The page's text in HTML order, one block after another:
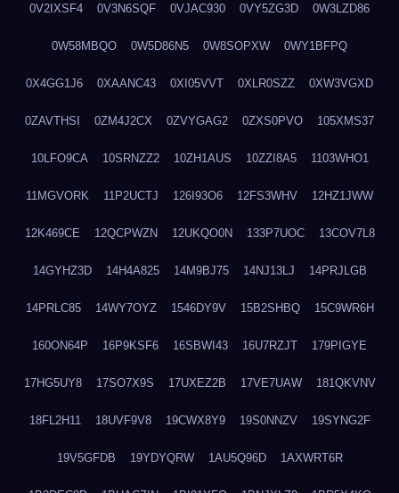
0V2IXSF4 0V3N6SQF 0VJAC930 0VY5ZG3D 0W3LZD86
0W58MBQO 0W5D86N5 0W8SOPXW 0WY1BFPQ
0X4GG1J6 0XAANC43 0XI05VVT 0XLR0SZZ 0XW3VGXD
0ZAVTHSI 0ZM4J2CX 0ZVYGAG2 0ZXS0PVO 105XMS37
10LFO9CA 10SRNZZ2 10ZH1AUS 10ZZI8A5 1103WHO1
11MGVORK 11P2UCTJ 126I93O6 12FS3WHV 12HZ1JWW
12K469CE 12QCPWZN 12UKQO0N 133P7UOC 13COV7L8
14GYHZ3D 14H4A825 14M9BJ75 14NJ13LJ 14PRJLGB
14PRLC85 14WY7OYZ 1546DY9V 15B2SHBQ 15C9WR6H
160ON64P 16P9KSF6 16SBWI43 16U7RZJT 179PIGYE
17HG5UY8 17SO7X9S 17UXEZ2B 17VE7UAW 181QKVNV
18FL2H11 18UVF9V8 19CWX8Y9 19S0NNZV 19SYNG2F
19V5GFDB 19YDYQRW 1AU5Q96D 1AXWRT6R